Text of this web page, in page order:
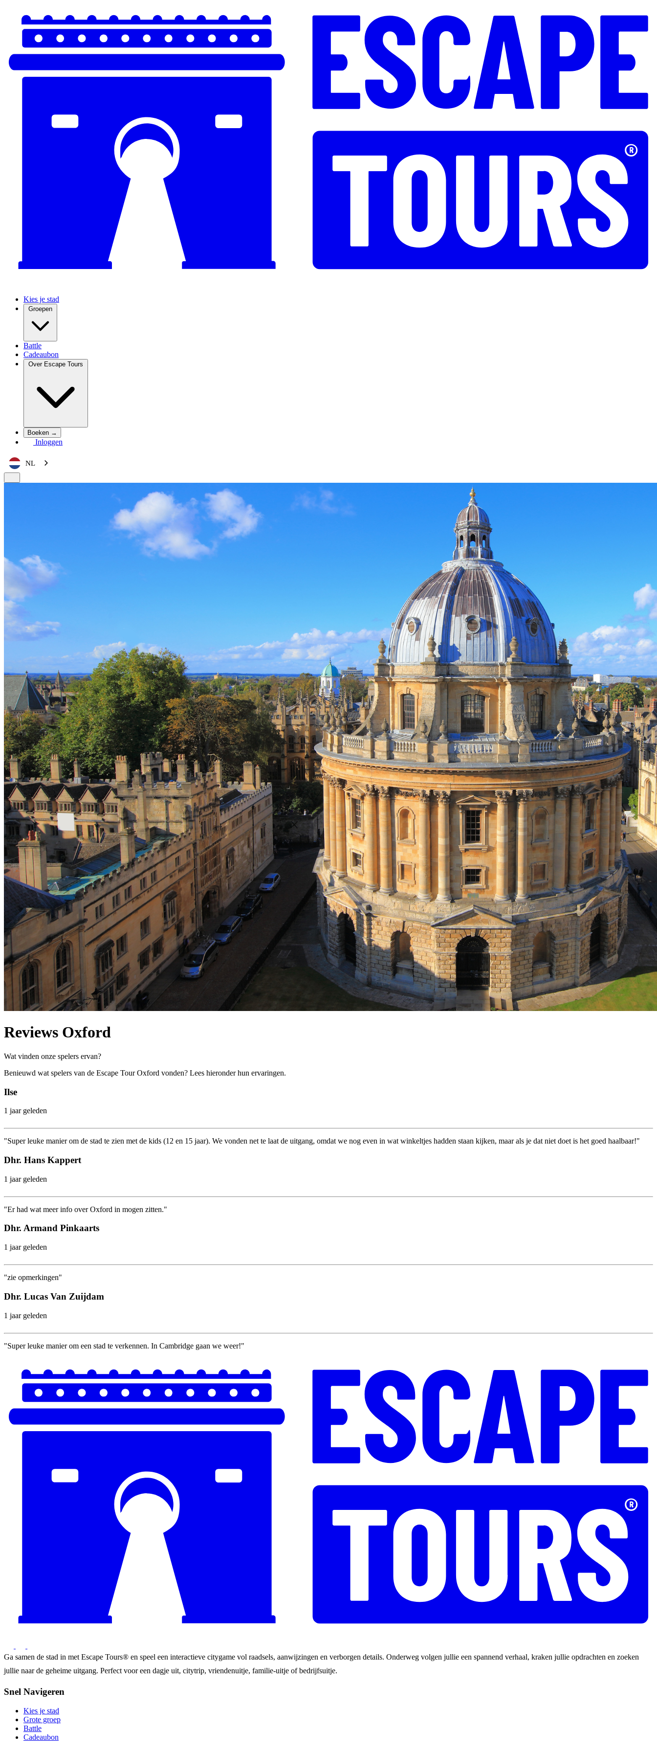
Kies je stad
Groepen
Battle
Cadeaubon
Over Escape Tours
Boeken →
Inloggen
NL
Reviews Oxford
Wat vinden onze spelers ervan?
Benieuwd wat spelers van de Escape Tour Oxford vonden? Lees hieronder hun ervaringen.
Ilse
1 jaar geleden
"Super leuke manier om de stad te zien met de kids (12 en 15 jaar). We vonden net te laat de uitgang, omdat we nog even in wat winkeltjes hadden staan kijken, maar als je dat niet doet is het goed haalbaar!"
Dhr. Hans Kappert
1 jaar geleden
"Er had wat meer info over Oxford in mogen zitten."
Dhr. Armand Pinkaarts
1 jaar geleden
"zie opmerkingen"
Dhr. Lucas Van Zuijdam
1 jaar geleden
"Super leuke manier om een stad te verkennen. In Cambridge gaan we weer!"
Ga samen de stad in met Escape Tours® en speel een interactieve citygame vol raadsels, aanwijzingen en verborgen details. Onderweg volgen jullie een spannend verhaal, kraken jullie opdrachten en zoeken
jullie naar de geheime uitgang. Perfect voor een dagje uit, citytrip, vriendenuitje, familie-uitje of bedrijfsuitje.
Snel Navigeren
Kies je stad
Grote groep
Battle
Cadeaubon